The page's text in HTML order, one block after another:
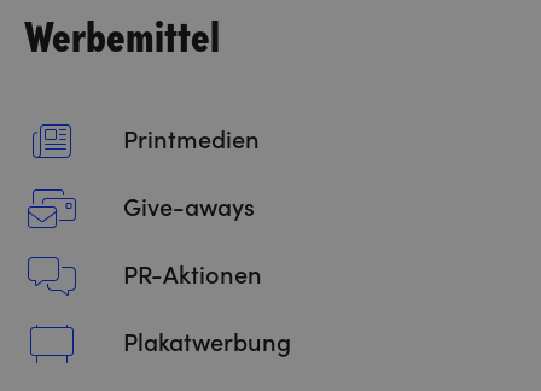
Werbemittel
Printmedien
Give-aways
PR-Aktionen
Plakatwerbung